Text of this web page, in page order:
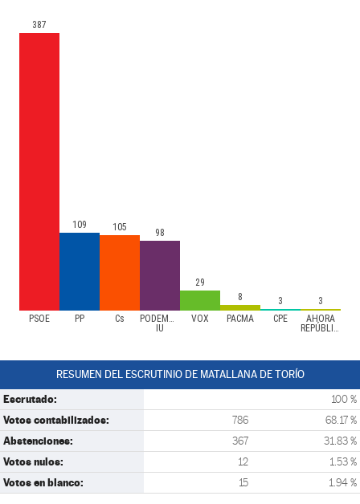
PSOE PP Cs
PODEMOS-
IU
VOX PACMA CPE
AHORA
REPÚBLICAS
387
109 105 98
29
8
3 3
RESUMEN DEL ESCRUTINIO DE MATALLANA DE TORÍO
Escrutado: 100 %
Votos contabilizados: 786 68.17 %
Abstenciones: 367 31.83 %
Votos nulos: 12 1.53 %
Votos en blanco: 15 1.94 %